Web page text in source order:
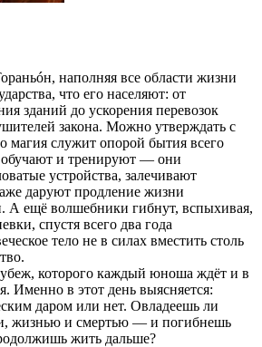
наполняя все области жизни
что его населяют: от
зданий до ускорения перевозок
закона. Можно утверждать с
магия служит опорой бытия всего
обучают и тренируют — они
устройства, залечивают
даруют продление жизни
А ещё волшебники гибнут, вспыхивая,
спустя всего два года
тело не в силах вместить столь
которого каждый юноша ждёт и в
Именно в этот день выясняется:
даром или нет. Овладеешь ли
жизнью и смертью — и погибнешь
жить дальше?